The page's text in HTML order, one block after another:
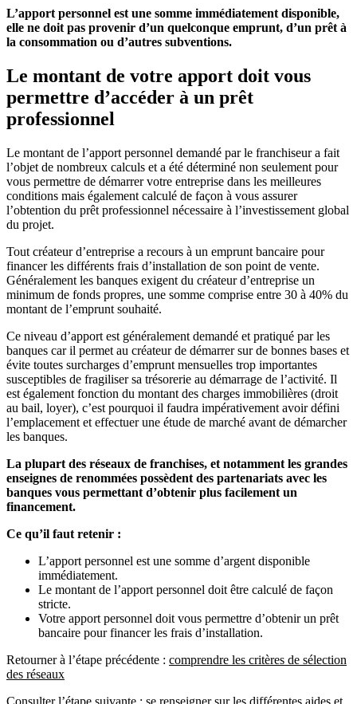
L’apport personnel est une somme immédiatement disponible,
elle ne doit pas provenir d’un quelconque emprunt, d’un prêt à
la consommation ou d’autres subventions.
Le montant de votre apport doit vous
permettre d’accéder à un prêt
professionnel
Le montant de l’apport personnel demandé par le franchiseur a fait
l’objet de nombreux calculs et a été déterminé non seulement pour
vous permettre de démarrer votre entreprise dans les meilleures
conditions mais également calculé de façon à vous assurer
l’obtention du prêt professionnel nécessaire à l’investissement global
du projet.
Tout créateur d’entreprise a recours à un emprunt bancaire pour
financer les différents frais d’installation de son point de vente.
Généralement les banques exigent du créateur d’entreprise un
minimum de fonds propres, une somme comprise entre 30 à 40% du
montant de l’emprunt souhaité.
Ce niveau d’apport est généralement demandé et pratiqué par les
banques car il permet au créateur de démarrer sur de bonnes bases et
évite toutes surcharges d’emprunt mensuelles trop importantes
susceptibles de fragiliser sa trésorerie au démarrage de l’activité. Il
est également fonction du montant des charges immobilières (droit
au bail, loyer), c’est pourquoi il faudra impérativement avoir défini
l’emplacement et effectuer une étude de marché avant de démarcher
les banques.
La plupart des réseaux de franchises, et notamment les grandes
enseignes de renommées possèdent des partenariats avec les
banques vous permettant d’obtenir plus facilement un
financement.
Ce qu’il faut retenir :
L’apport personnel est une somme d’argent disponible
immédiatement.
Le montant de l’apport personnel doit être calculé de façon
stricte.
Votre apport personnel doit vous permettre d’obtenir un prêt
bancaire pour financer les frais d’installation.
Retourner à l’étape précédente : comprendre les critères de sélection
des réseaux
Consulter l’étape suivante : se renseigner sur les différentes aides et